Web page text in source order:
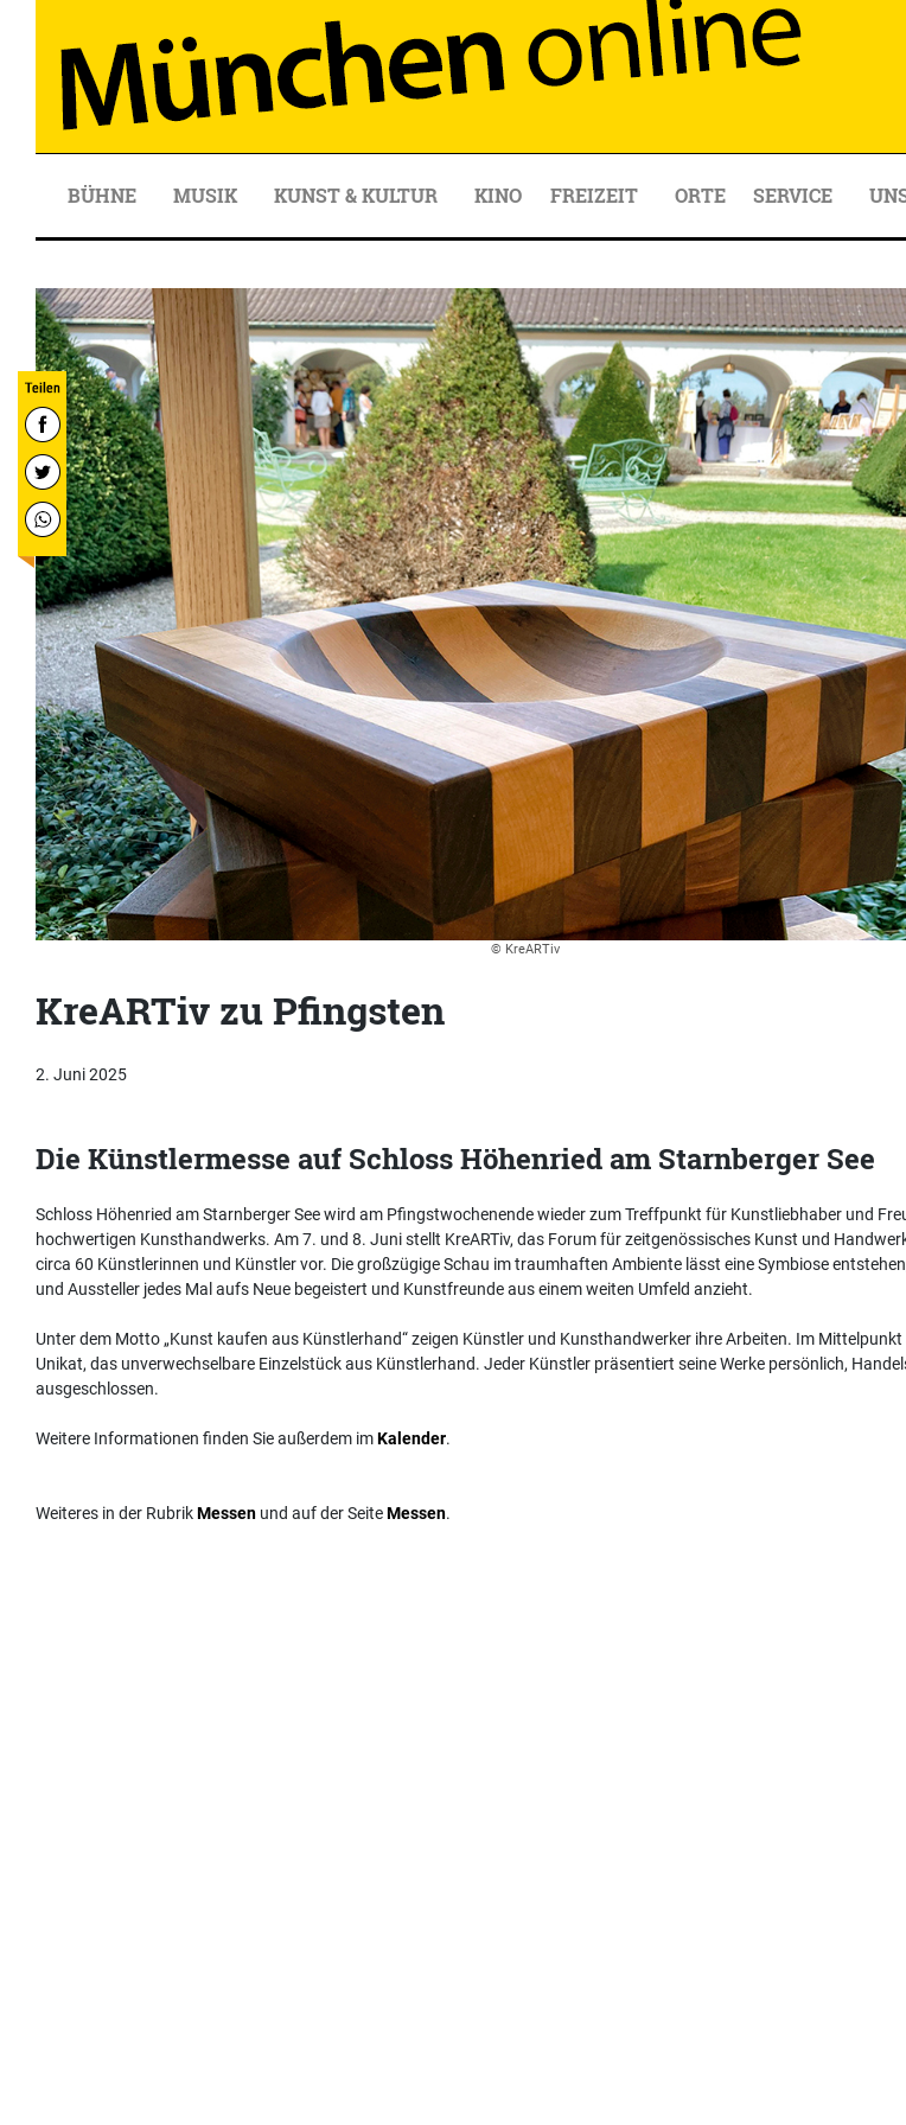
BÜHNE MUSIK KUNST & KULTUR KINO FREIZEIT ORTE SERVICE
© KreARTiv
KreARTiv zu Pfingsten
2. Juni 2025
Die Künstlermesse auf Schloss Höhenried am Starnberger See
Schloss Höhenried am Starnberger See wird am Pfingstwochenende wieder zum Treffpunkt für Kunstliebhaber und
hochwertigen Kunsthandwerks. Am 7. und 8. Juni stellt KreARTiv, das Forum für zeitgenössisches Kunst und
circa 60 Künstlerinnen und Künstler vor. Die großzügige Schau im traumhaften Ambiente lässt eine Symbiose
und Aussteller jedes Mal aufs Neue begeistert und Kunstfreunde aus einem weiten Umfeld anzieht.
Unter dem Motto „Kunst kaufen aus Künstlerhand“ zeigen Künstler und Kunsthandwerker ihre Arbeiten. Im
Unikat, das unverwechselbare Einzelstück aus Künstlerhand. Jeder Künstler präsentiert seine Werke persönlich,
ausgeschlossen.
Weitere Informationen finden Sie außerdem imKalender.
Weiteres in der RubrikMessen und auf der SeiteMessen.